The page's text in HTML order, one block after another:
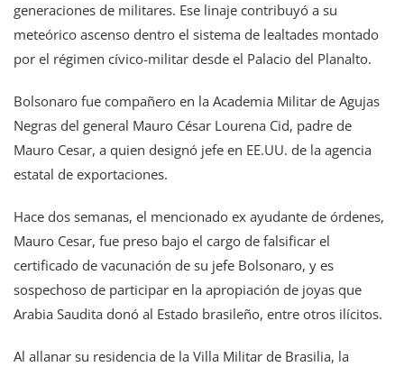
generaciones de militares. Ese linaje contribuyó a su
meteórico ascenso dentro el sistema de lealtades montado
por el régimen cívico-militar desde el Palacio del Planalto.
Bolsonaro fue compañero en la Academia Militar de Agujas
Negras del general Mauro César Lourena Cid, padre de
Mauro Cesar, a quien designó jefe en EE.UU. de la agencia
estatal de exportaciones.
Hace dos semanas, el mencionado ex ayudante de órdenes,
Mauro Cesar, fue preso bajo el cargo de falsificar el
certificado de vacunación de su jefe Bolsonaro, y es
sospechoso de participar en la apropiación de joyas que
Arabia Saudita donó al Estado brasileño, entre otros ilícitos.
Al allanar su residencia de la Villa Militar de Brasilia, la